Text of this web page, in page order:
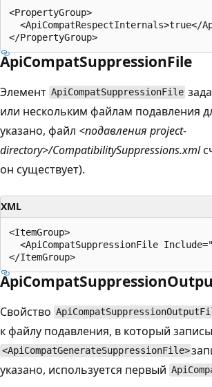
<PropertyGroup>
<ApiCompatRespectInternals>true</
ApiCompatSuppressionFile
Элемент ApiCompatSuppressionFile
или нескольким файлам подавления
указано, файл <подавления project-
directory>/CompatibilitySuppressions.xml
он существует).
XML
<ItemGroup>
<ApiCompatSuppressionFile
Свойство
к файлу подавления, в который
<ApiCompatGenerateSuppressionFile>
указано, используется первый